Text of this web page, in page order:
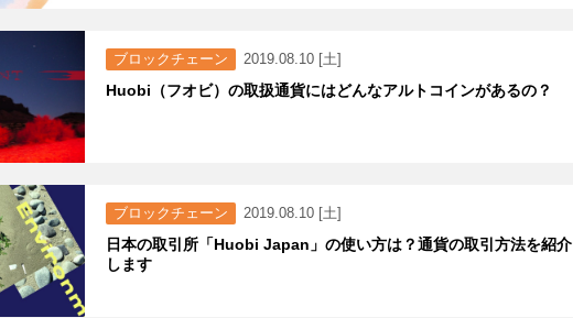
ブロックチェーン 2019.08.10 [土]
Huobi（フオビ）の取扱通貨にはどんなアルトコインがあるの？
ブロックチェーン 2019.08.10 [土]
日本の取引所「Huobi Japan」の使い方は？通貨の取引方法を紹介
します